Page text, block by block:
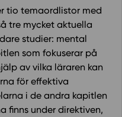
tio temaordlistor med
tre mycket aktuella
studier: mental
som fokuserar på
av vilka läraren kan
för effektiva
i de andra kapitlen
finns under direktiven,